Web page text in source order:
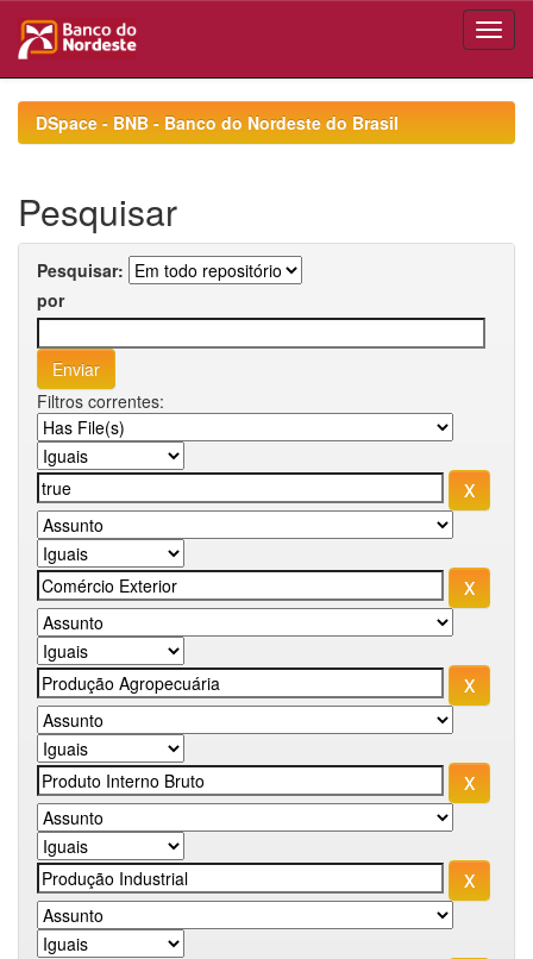
navigationDSpace - BNB - Banco do Nordeste do Brasil
Pesquisar
Pesquisar:
por
Filtros correntes: